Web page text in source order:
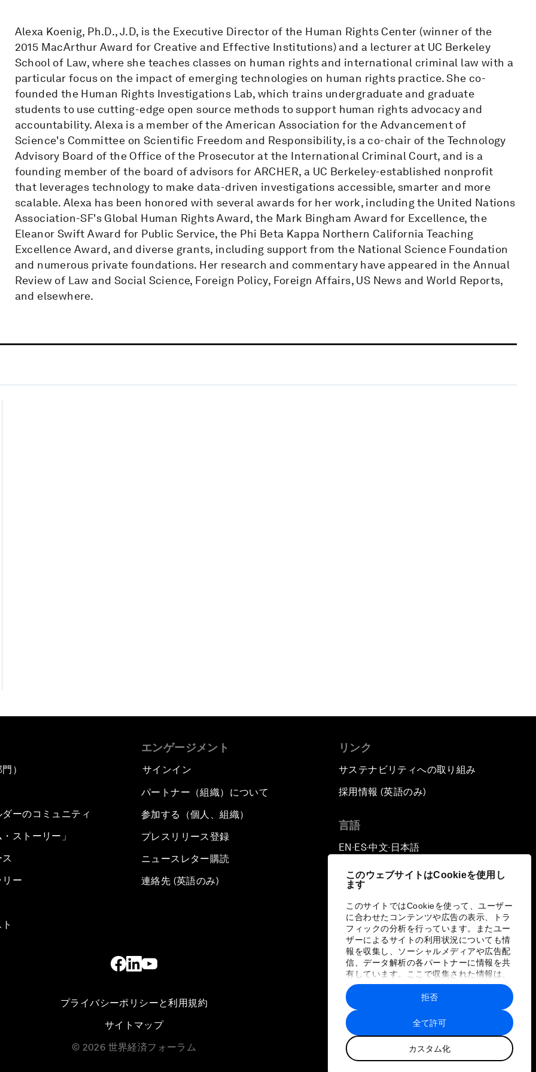
このウェブサイトはCookieを使用し
ます
このサイトではCookieを使って、ユーザー
に合わせたコンテンツや広告の表示、トラ
フィックの分析を行っています。またユー
ザーによるサイトの利用状況についても情
報を収集し、ソーシャルメディアや広告配
信、データ解析の各パートナーに情報を共
有しています。ここで収集された情報は、
ユーザーが各パートナーに提供した他の情
報や各パートナーのサービスを使用した際
に収集された情報と組み合わされ、各パー
トナーによって使用されることがありま
す。
全て許可
カスタム化
拒否
Alexa Koenig, Ph.D., J.D, is the Executive Director of the Human Rights Center (winner of the
2015 MacArthur Award for Creative and Effective Institutions) and a lecturer at UC Berkeley
School of Law, where she teaches classes on human rights and international criminal law with a
particular focus on the impact of emerging technologies on human rights practice. She co-
founded the Human Rights Investigations Lab, which trains undergraduate and graduate
students to use cutting-edge open source methods to support human rights advocacy and
accountability. Alexa is a member of the American Association for the Advancement of
Science's Committee on Scientific Freedom and Responsibility, is a co-chair of the Technology
Advisory Board of the Office of the Prosecutor at the International Criminal Court, and is a
founding member of the board of advisors for ARCHER, a UC Berkeley-established nonprofit
that leverages technology to make data-driven investigations accessible, smarter and more
scalable. Alexa has been honored with several awards for her work, including the United Nations
Association-SF's Global Human Rights Award, the Mark Bingham Award for Excellence, the
Eleanor Swift Award for Public Service, the Phi Beta Kappa Northern California Teaching
Excellence Award, and diverse grants, including support from the National Science Foundation
and numerous private foundations. Her research and commentary have appeared in the Annual
Review of Law and Social Science, Foreign Policy, Foreign Affairs, US News and World Reports,
and elsewhere.
）
ーのコミュニティ
ストーリー」
ー
エンゲージメント
サインイン
パートナー（組織）について
参加する（個人、組織）
プレスリリース登録
ニュースレター購読
連絡先 (英語のみ)
リンク
サステナビリティへの取り組み
採用情報 (英語のみ)
言語
EN ▪ ES▪中文▪ 日本語
プライバシーポリシーと利用規約
サイトマップ
© 2026 世界経済フォーラム